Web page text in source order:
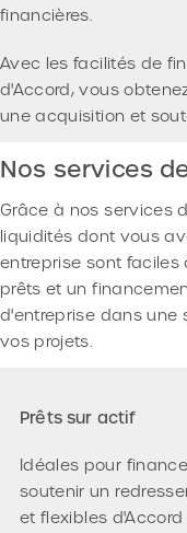
financières.
Avec les facilités de
d'Accord, vous
une acquisition et
Nos services
Grâce à nos services
liquidités dont vous
entreprise sont faciles
prêts et un
d'entreprise dans une
vos projets.
Prêts sur actif
Idéales pour
soutenir un
et flexibles